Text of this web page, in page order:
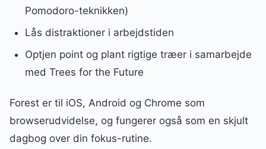
Pomodoro-teknikken)
Lås distraktioner i arbejdstiden
Optjen point og plant rigtige træer i samarbejde
med Trees for the Future
Forest er til iOS, Android og Chrome som
browserudvidelse, og fungerer også som en skjult
dagbog over din fokus-rutine.